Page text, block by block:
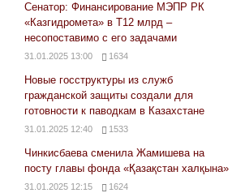
Сенатор: Финансирование МЭПР РК
«Казгидромета» в Т12 млрд –
несопоставимо с его задачами
31.01.2025 13:00 1634
Новые госструктуры из служб
гражданской защиты создали для
готовности к паводкам в Казахстане
31.01.2025 12:40 1533
Чинкисбаева сменила Жамишева на
посту главы фонда «Қазақстан халқына»
31.01.2025 12:15 1624